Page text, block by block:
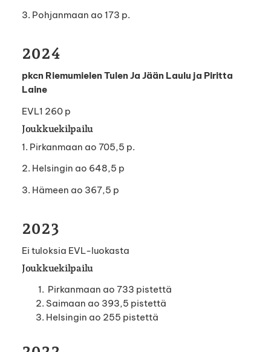
3. Pohjanmaan ao 173 p.
2024
pkcn Riemumielen Tulen Ja Jään Laulu ja Piritta
Laine
EVL1 260 p
Joukkuekilpailu
1. Pirkanmaan ao 705,5 p.
2. Helsingin ao 648,5 p
3. Hämeen ao 367,5 p
2023
Ei tuloksia EVL-luokasta
Joukkuekilpailu
Pirkanmaan ao 733 pistettä
Saimaan ao 393,5 pistettä
Helsingin ao 255 pistettä